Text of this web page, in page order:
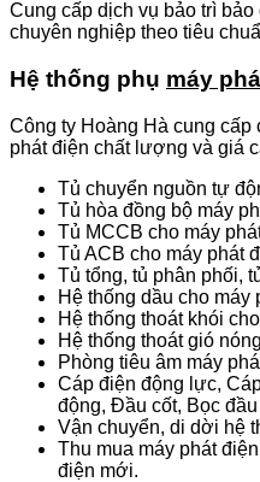
Cung cấp dịch vụ bảo trì
chuyên nghiệp theo tiêu
Hệ thống phụ máy
Công ty Hoàng Hà cung cấp
phát điện chất lượng và giá
Tủ chuyển nguồn tự
Tủ hòa đồng bộ máy
Tủ MCCB cho máy
Tủ ACB cho máy phát
Tủ tổng, tủ phân phối,
Hệ thống dầu cho máy
Hệ thống thoát khói
Hệ thống thoát gió
Phòng tiêu âm máy
Cáp điện động lực,
động, Đầu cốt, Bọc
Vận chuyển, di dời hệ
Thu mua máy phát
điện mới.